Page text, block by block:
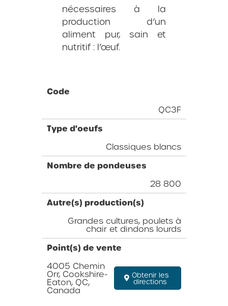
nécessaires à la
production d’un
aliment pur, sain et
nutritif : l’œuf.
Code
QC3F
Type d'oeufs
Classiques blancs
Nombre de pondeuses
28 800
Autre(s) production(s)
Grandes cultures, poulets à
chair et dindons lourds
Point(s) de vente
4005 Chemin
Orr, Cookshire-
Eaton, QC,
Canada
Obtenir les
directions